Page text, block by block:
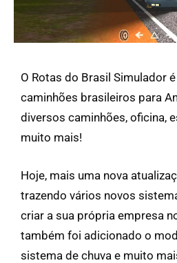
O Rotas do Brasil Simulador
caminhões brasileiros para
diversos caminhões, oficina,
muito mais!
Hoje, mais uma nova
trazendo vários novos
criar a sua própria empresa
também foi adicionado o
sistema de chuva e muito